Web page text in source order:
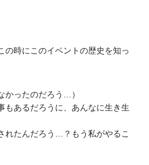
の時にこのイベントの歴史を知っ
かったのだろう…）
もあるだろうに、あんなに生き生
れたんだろう…？もう私がやるこ